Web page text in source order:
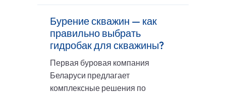
Бурение скважин — как
правильно выбрать
гидробак для скважины?
Первая буровая компания
Беларуси предлагает
комплексные решения по